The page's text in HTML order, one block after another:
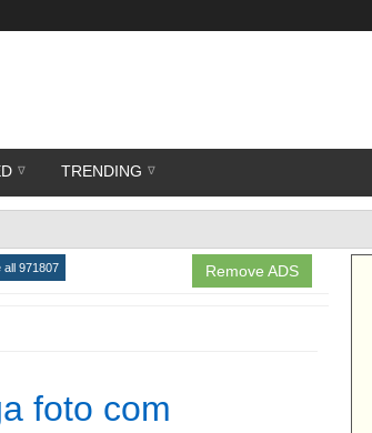
TRENDING
Remove ADS
all 971807
foto com